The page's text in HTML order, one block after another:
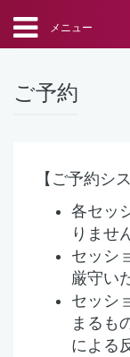
メニュー
ご予約
【ご予約シ
各セッ
りませ
セッシ
厳守い
セッシ
まるも
による